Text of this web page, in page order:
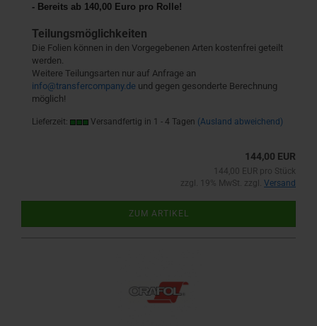
- Bereits ab 140,00 Euro pro Rolle!
Teilungsmöglichkeiten
Die Folien können in den Vorgegebenen Arten kostenfrei geteilt
werden.
Weitere Teilungsarten nur auf Anfrage an
info@transfercompany.de und gegen gesonderte Berechnung
möglich!
Lieferzeit: Versandfertig in 1 - 4 Tagen (Ausland abweichend)
144,00 EUR
144,00 EUR pro Stück
zzgl. 19% MwSt. zzgl. Versand
ZUM ARTIKEL